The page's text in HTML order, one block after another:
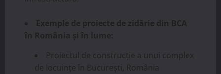
Exemple de proiecte de zidărie din BCA
în România și în lume:
Proiectul de construcție a unui complex
de locuințe în București, România